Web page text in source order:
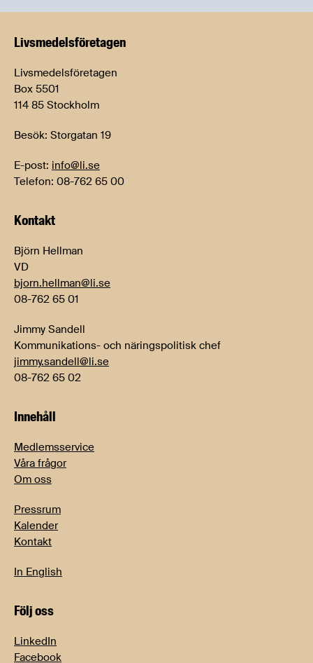
Livsmedels­företagen
Livsmedelsföretagen
Box 5501
114 85 Stockholm
Besök: Storgatan 19
E-post: info@li.se
Telefon: 08-762 65 00
Kontakt
Björn Hellman
VD
bjorn.hellman@li.se
08-762 65 01
Jimmy Sandell
Kommunikations- och näringspolitisk chef
jimmy.sandell@li.se
08-762 65 02
Innehåll
Medlemsservice
Våra frågor
Om oss
Pressrum
Kalender
Kontakt
In English
Följ oss
LinkedIn
Facebook